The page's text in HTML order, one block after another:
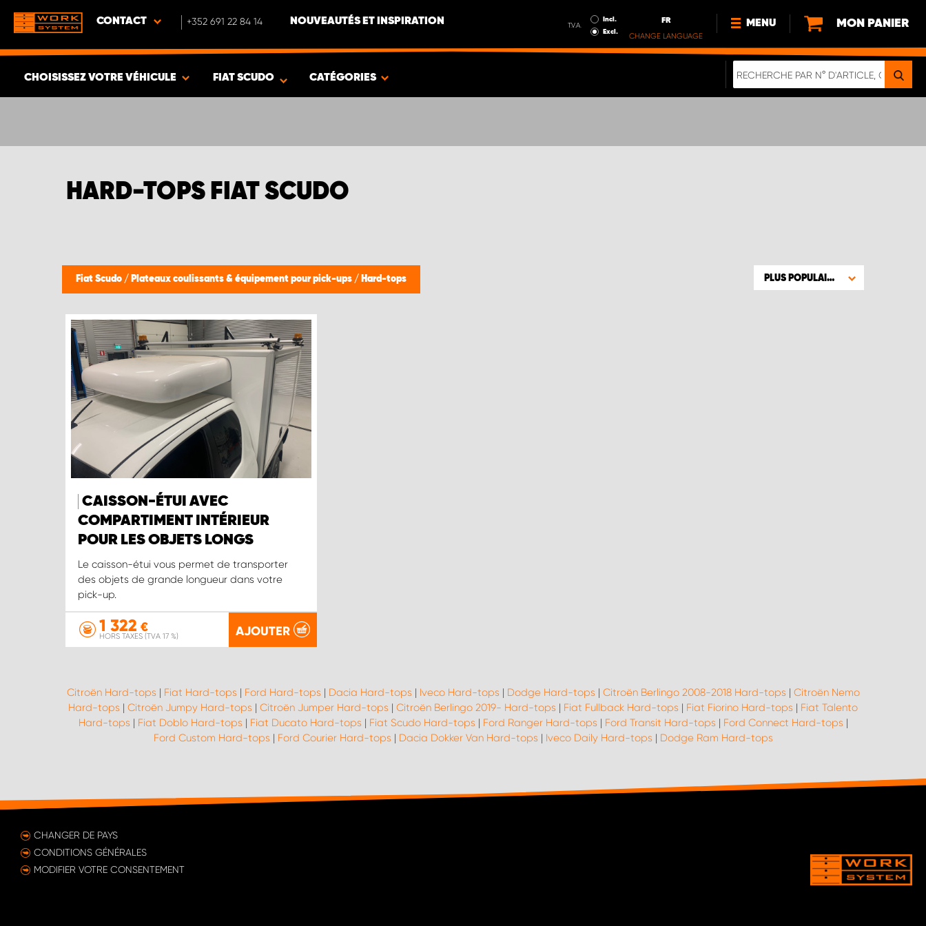
CONTACT +352 691 22 84 14 NOUVEAUTÉS ET INSPIRATION T.V.A.
Incl.
Excl.
FR
CHANGE LANGUAGE
MENU
NOUVEAUTÉS
MON PANIER
CHOISISSEZ VOTRE VÉHICULE FIAT SCUDO CATÉGORIES
HARD-TOPS FIAT SCUDO
Fiat Scudo / Plateaux coulissants & équipement pour pick-ups / Hard-tops PLUS POPULAIRE
CAISSON-ÉTUI AVEC
COMPARTIMENT INTÉRIEUR
POUR LES OBJETS LONGS
Le caisson-étui vous permet de transporter
des objets de grande longueur dans votre
pick-up.
1 322 €
HORS TAXES (TVA 17 %) AJOUTER
Citroën Hard-tops | Fiat Hard-tops | Ford Hard-tops | Dacia Hard-tops | Iveco Hard-tops | Dodge Hard-tops | Citroën Berlingo 2008-2018 Hard-tops | Citroën Nemo
Hard-tops | Citroën Jumpy Hard-tops | Citroën Jumper Hard-tops | Citroën Berlingo 2019- Hard-tops | Fiat Fullback Hard-tops | Fiat Fiorino Hard-tops | Fiat Talento
Hard-tops | Fiat Doblo Hard-tops | Fiat Ducato Hard-tops | Fiat Scudo Hard-tops | Ford Ranger Hard-tops | Ford Transit Hard-tops | Ford Connect Hard-tops |
Ford Custom Hard-tops | Ford Courier Hard-tops | Dacia Dokker Van Hard-tops | Iveco Daily Hard-tops | Dodge Ram Hard-tops
CHANGER DE PAYS
CONDITIONS GÉNÉRALES
MODIFIER VOTRE CONSENTEMENT